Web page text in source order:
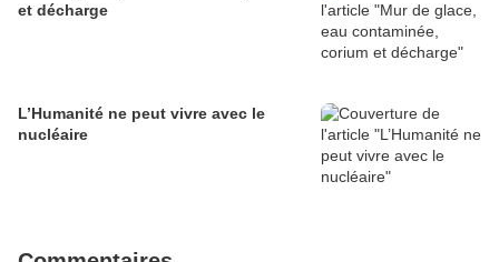
et décharge
L’Humanité ne peut vivre avec le
nucléaire